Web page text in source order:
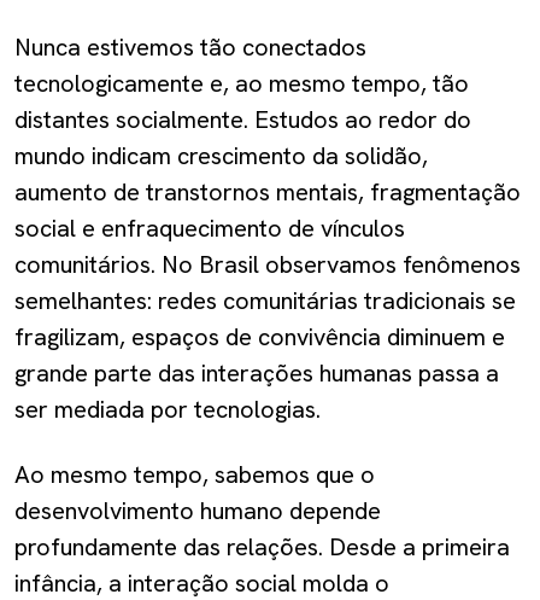
Nunca estivemos tão conectados
tecnologicamente e, ao mesmo tempo, tão
distantes socialmente. Estudos ao redor do
mundo indicam crescimento da solidão,
aumento de transtornos mentais, fragmentação
social e enfraquecimento de vínculos
comunitários. No Brasil observamos fenômenos
semelhantes: redes comunitárias tradicionais se
fragilizam, espaços de convivência diminuem e
grande parte das interações humanas passa a
ser mediada por tecnologias.
Ao mesmo tempo, sabemos que o
desenvolvimento humano depende
profundamente das relações. Desde a primeira
infância, a interação social molda o